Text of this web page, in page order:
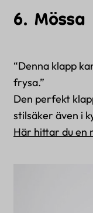
6. Mössa
“Denna klapp
frysa.”
Den perfekt
stilsäker även i
Här hittar du en